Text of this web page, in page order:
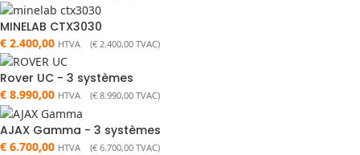
MINELAB CTX3030
€ 2.400,00 HTVA (€ 2.400,00 TVAC)
Rover UC - 3 systèmes
€ 8.990,00 HTVA (€ 8.990,00 TVAC)
AJAX Gamma - 3 systèmes
€ 6.700,00 HTVA (€ 6.700,00 TVAC)